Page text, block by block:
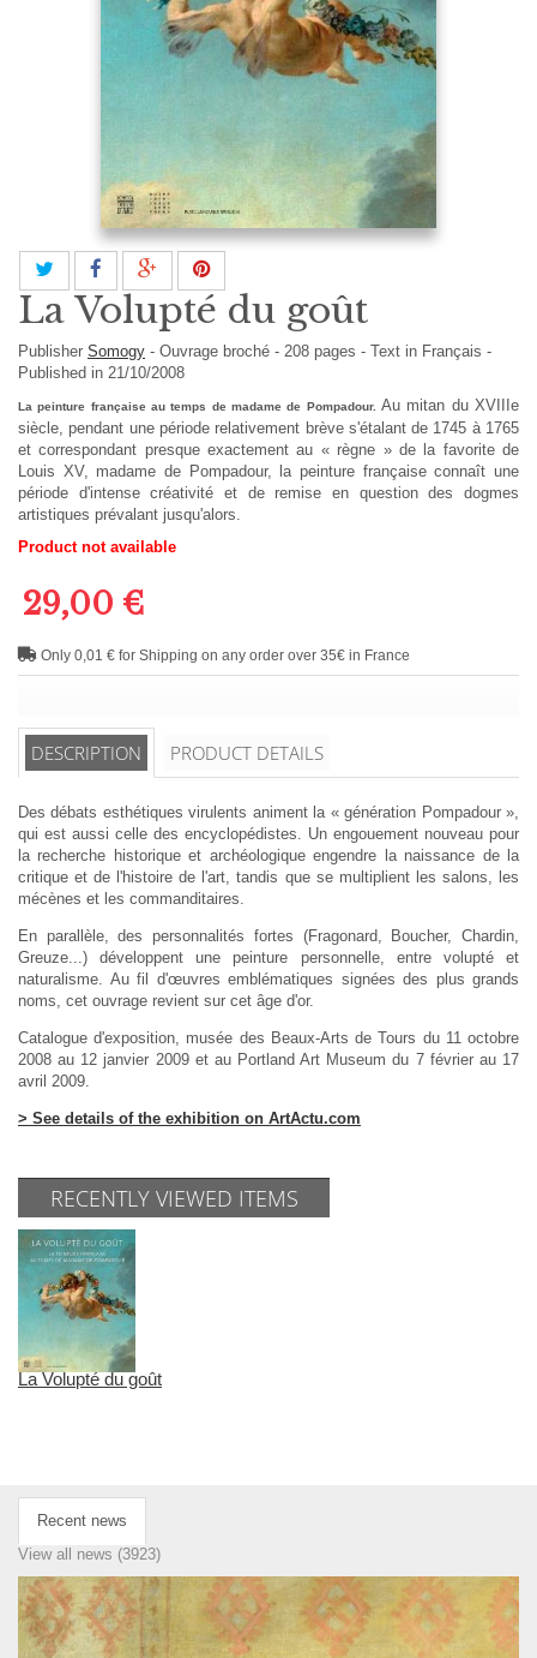
La Volupté du goût
Publisher Somogy - Ouvrage broché - 208 pages - Text in Français -
Published in 21/10/2008
La peinture française au temps de madame de Pompadour. Au mitan du XVIIIe
siècle, pendant une période relativement brève s'étalant de 1745 à 1765
et correspondant presque exactement au « règne » de la favorite de
Louis XV, madame de Pompadour, la peinture française connaît une
période d'intense créativité et de remise en question des dogmes
artistiques prévalant jusqu'alors.
Product not available
29,00 €
Only 0,01 € for Shipping on any order over 35€ in France
DESCRIPTION PRODUCT DETAILS
Des débats esthétiques virulents animent la « génération Pompadour »,
qui est aussi celle des encyclopédistes. Un engouement nouveau pour
la recherche historique et archéologique engendre la naissance de la
critique et de l'histoire de l'art, tandis que se multiplient les salons, les
mécènes et les commanditaires.
En parallèle, des personnalités fortes (Fragonard, Boucher, Chardin,
Greuze...) développent une peinture personnelle, entre volupté et
naturalisme. Au fil d'œuvres emblématiques signées des plus grands
noms, cet ouvrage revient sur cet âge d'or.
Catalogue d'exposition, musée des Beaux-Arts de Tours du 11 octobre
2008 au 12 janvier 2009 et au Portland Art Museum du 7 février au 17
avril 2009.
> See details of the exhibition on ArtActu.com
RECENTLY VIEWED ITEMS
La Volupté du goût
Recent news
View all news (3923)